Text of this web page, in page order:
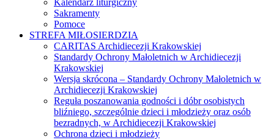
Sakramenty
Pomoce
STREFA MIŁOSIERDZIA
CARITAS Archidiecezji Krakowskiej
Standardy Ochrony Małoletnich w Archidiecezji
Krakowskiej
Wersja skrócona – Standardy Ochrony Małoletnich w
Archidiecezji Krakowskiej
Reguła poszanowania godności i dóbr osobistych
bliźniego, szczególnie dzieci i młodzieży oraz osób
bezradnych, w Archidiecezji Krakowskiej
Ochrona dzieci i młodzieży